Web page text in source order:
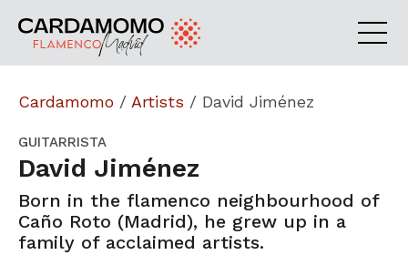
Cardamomo / Artists / David Jiménez
GUITARRISTA
David Jiménez
Born in the flamenco neighbourhood of
Caño Roto (Madrid), he grew up in a
family of acclaimed artists.